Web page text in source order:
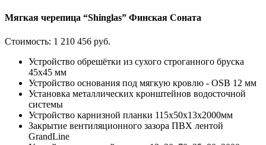
Мягкая черепица “Shinglas” Финская Соната
Стоимость: 1 210 456 руб.
Устройство обрешётки из сухого строганного бруска
45х45 мм
Устройство основания под мягкую кровлю - OSB 12 мм
Установка металлических кронштейнов водосточной
системы
Устройство карнизной планки 115x50x13х2000мм
Закрытие вентиляционного зазора ПВХ лентой
GrandLine